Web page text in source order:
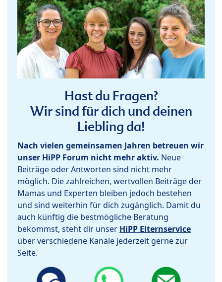
Hast du Fragen?
Wir sind für dich und deinen
Liebling da!
Nach vielen gemeinsamen Jahren betreuen wir
unser HiPP Forum nicht mehr aktiv. Neue
Beiträge oder Antworten sind nicht mehr
möglich. Die zahlreichen, wertvollen Beiträge der
Mamas und Experten bleiben jedoch bestehen
und sind weiterhin für dich zugänglich. Damit du
auch künftig die bestmögliche Beratung
bekommst, steht dir unser HiPP Elternservice
über verschiedene Kanäle jederzeit gerne zur
Seite.